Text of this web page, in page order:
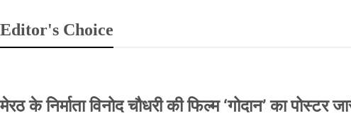
Editor's Choice
मेरठ के निर्माता विनोद चौधरी की फिल्म ‘गोदान’ का